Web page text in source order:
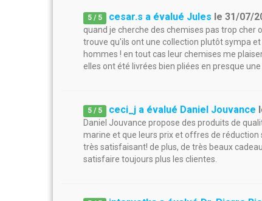
5 / 5 cesar.s a évalué Jules le31/07/
quand je cherche des chemises pas trop cher
trouve qu'ils ont une collection plutôt sympa
hommes ! en tout cas leur chemises me
elles ont été livrées bien pliées en presque une
5 / 5 ceci_j a évalué Daniel Jouvance
Daniel Jouvance propose des produits de
marine et que leurs prix et offres de
très satisfaisant! de plus, de très beaux
satisfaire toujours plus les clientes.